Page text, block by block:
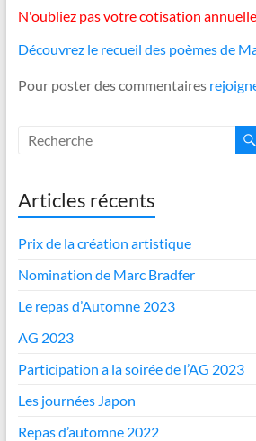
N'oubliez pas votre cotisation annuelle
Découvrez le recueil des poèmes de
Pour poster des commentaires
Articles récents
Prix de la création artistique
Nomination de Marc Bradfer
Le repas d’Automne 2023
AG 2023
Participation a la soirée de l’AG 2023
Les journées Japon
Repas d’automne 2022